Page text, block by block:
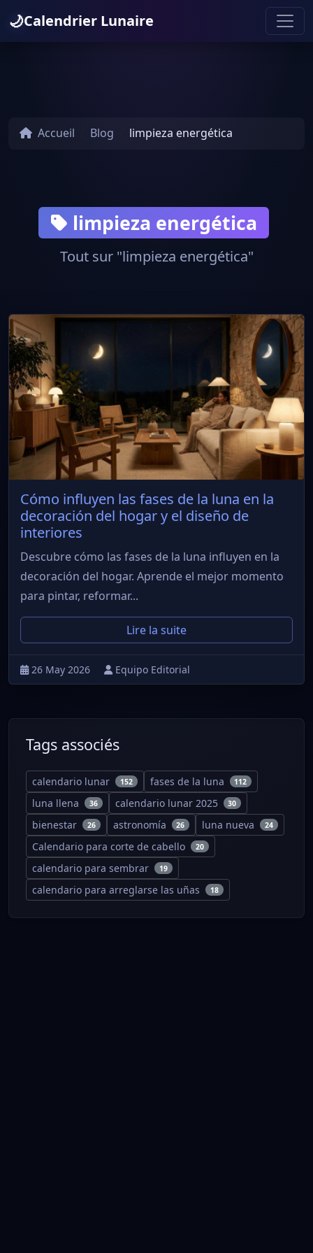
🌙Calendrier Lunaire
Accueil Blog limpieza energética
limpieza energética
Tout sur "limpieza energética"
Cómo influyen las fases de la luna en la
decoración del hogar y el diseño de
interiores
Descubre cómo las fases de la luna influyen en la
decoración del hogar. Aprende el mejor momento
para pintar, reformar...
Lire la suite
26 May 2026 Equipo Editorial
Tags associés
calendario lunar 152 fases de la luna 112
luna llena 36 calendario lunar 2025 30
bienestar 26 astronomía 26 luna nueva 24
Calendario para corte de cabello 20
calendario para sembrar 19
calendario para arreglarse las uñas 18